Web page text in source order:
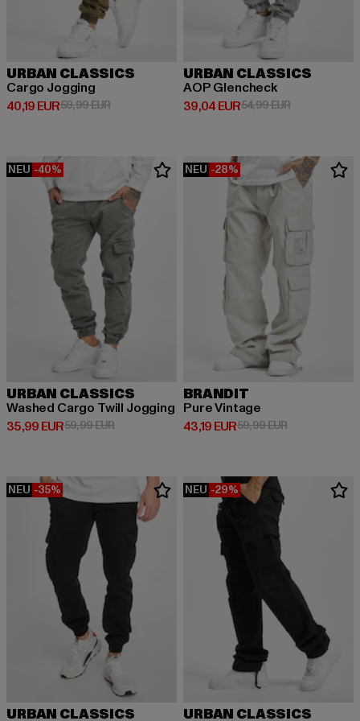
URBAN CLASSICS
Cargo Jogging
40,19 EUR
Derzeitiger Preis: 40,19 EUR
59,99 EURAktionspreis: 59,99 EUR
URBAN CLASSICS
AOP Glencheck
39,04 EUR
Derzeitiger Preis: 39,04 EUR
54,99 EURAktionspreis:
NEU -40%
URBAN CLASSICS
Washed Cargo Twill Jogging
35,99 EUR
Derzeitiger Preis: 35,99 EUR
59,99 EURAktionspreis: 59,99 EUR
NEU -28%
BRANDIT
Pure Vintage
43,19 EUR
Derzeitiger Preis: 43,19 EUR
59,99 EURAktionspreis:
NEU -35%
URBAN CLASSICS
NEU -29%
URBAN CLASSICS